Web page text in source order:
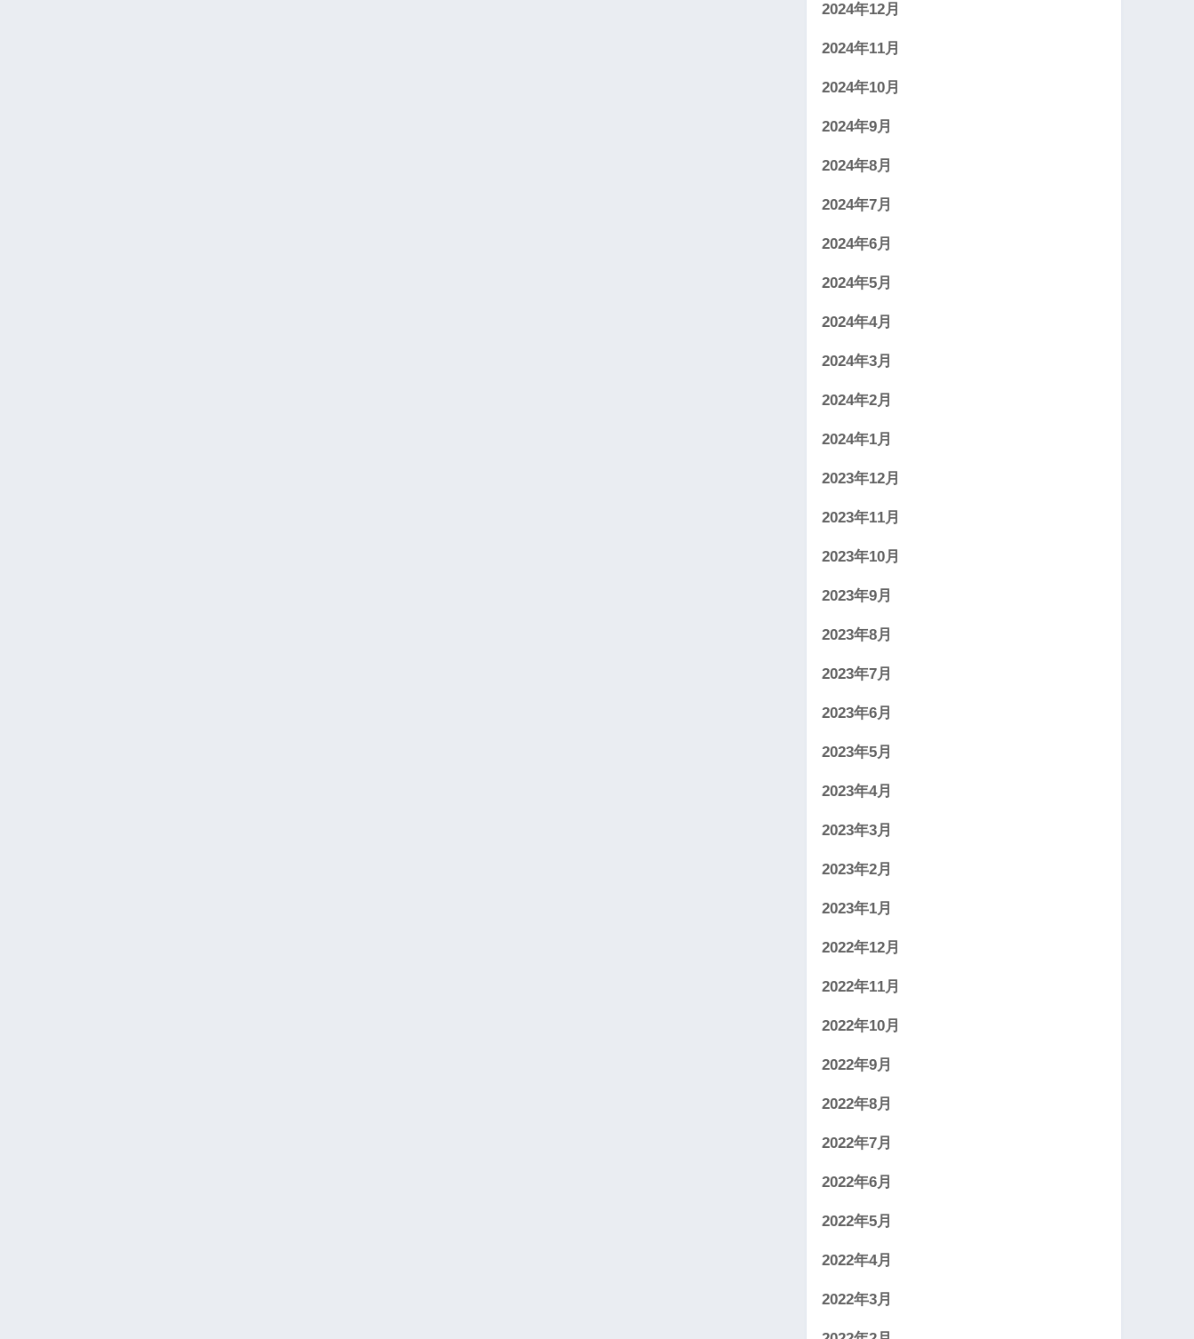
2024年12月
2024年11月
2024年10月
2024年9月
2024年8月
2024年7月
2024年6月
2024年5月
2024年4月
2024年3月
2024年2月
2024年1月
2023年12月
2023年11月
2023年10月
2023年9月
2023年8月
2023年7月
2023年6月
2023年5月
2023年4月
2023年3月
2023年2月
2023年1月
2022年12月
2022年11月
2022年10月
2022年9月
2022年8月
2022年7月
2022年6月
2022年5月
2022年4月
2022年3月